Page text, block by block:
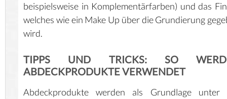
beispielsweise in Komplementärfarben) und das
welches wie ein Make Up über die Grundierung
wird.
TIPPS UND TRICKS: SO
ABDECKPRODUKTE VERWENDET
Abdeckprodukte werden als Grundlage unter